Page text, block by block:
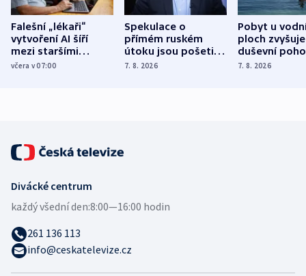
Falešní „lékaři“
vytvoření AI šíří
mezi staršími
Poláky nebezpečné
včera v 07:00
Spekulace o
přímém ruském
útoku jsou pošetilé,
míní estonský
7. 8. 2026
Pobyt u
ploch zvyšuje
duševní
ukázala
7. 8. 2026
Divácké centrum
každý všední den:8:00—16:00 hodin
261 136 113
info@ceskatelevize.cz